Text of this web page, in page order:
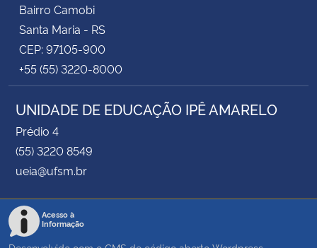
Bairro Camobi
Santa Maria - RS
CEP: 97105-900
+55 (55) 3220-8000
UNIDADE DE EDUCAÇÃO IPÊ AMARELO
Prédio 4
(55) 3220 8549
ueia@ufsm.br
Acesso à
Informação